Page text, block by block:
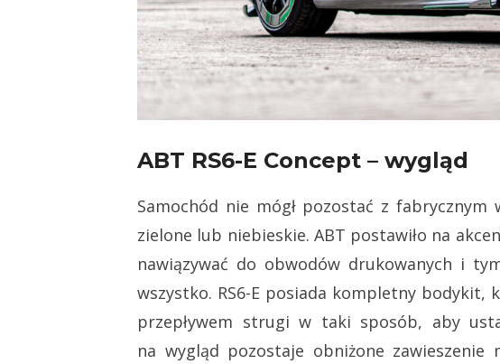
ABT RS6-E Concept – wygląd
Samochód nie mógł pozostać z
zielone lub niebieskie. ABT postawiło na
nawiązywać do obwodów drukowanych i
wszystko. RS6-E posiada kompletny
przepływem strugi w taki sposób, aby
na wygląd pozostaje obniżone